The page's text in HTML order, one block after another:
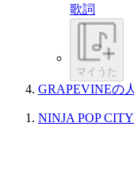
歌詞
マイうた
GRAPEVINEの
NINJA POP CITY